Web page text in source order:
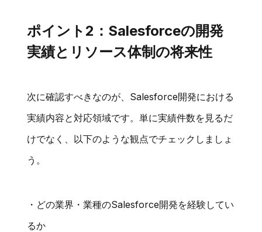
ポイント2：Salesforceの開発
実績とリソース体制の将来性
次に確認すべきなのが、Salesforce開発における
実績内容と対応領域です。単に実績件数を見るだ
けでなく、以下のような観点でチェックしましょ
う。
・どの業界・業種のSalesforce開発を経験してい
るか